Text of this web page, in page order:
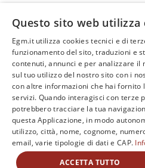
Questo sito web utilizza
Egm.it utilizza cookies tecnici e di
funzionamento del sito, traduzioni e
contenuti, annunci e per analizzare
sul tuo utilizzo del nostro sito con i
con altre informazioni che hai fornito
servizi. Quando interagisci con terze
potrebbero tracciare la tua
questa Applicazione, in modo
utilizzo, città, nome, cognome,
email, varie tipologie di dati e CAP.
ACCETTA TUTTO